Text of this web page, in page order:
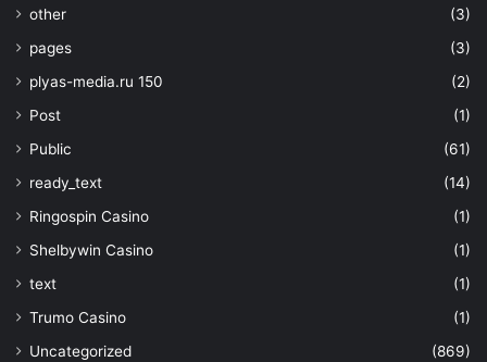
other
(3)
pages
(3)
plyas-media.ru 150
(2)
Post
(1)
Public
(61)
ready_text
(14)
Ringospin Casino
(1)
Shelbywin Casino
(1)
text
(1)
Trumo Casino
(1)
Uncategorized
(869)